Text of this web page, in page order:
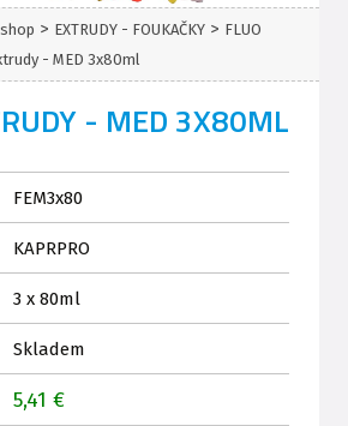
> EXTRUDY - FOUKAČKY > FLUO
- MED 3x80ml
- MED 3X80ML
FEM3x80
KAPRPRO
3 x 80ml
Skladem
5,41 €